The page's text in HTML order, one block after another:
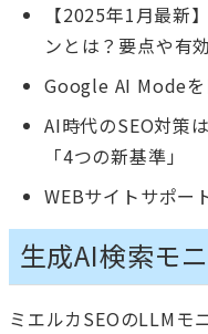
【2025年1月最新
ンとは？要点や有
Google AI Mode
AI時代のSEO対策
「4つの新基準」
WEBサイトサポー
生成AI検索モ
ミエルカSEOのLLMモ